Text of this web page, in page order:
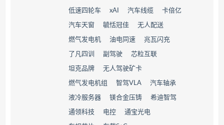
低速四轮车 xAI 汽车线缆 卡倍亿
汽车天窗 毓恬冠佳 无人配送
燃气发电机 油电同速 兆瓦闪充
了凡四训 副驾驶 芯粒互联
坦克品牌 无人驾驶矿卡
燃气发电机组 智驾VLA 汽车轴承
液冷服务器 镁合金压铸 希迪智驾
通领科技 电控 通宝光电